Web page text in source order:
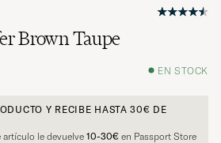
Brown Taupe
EN STOCK
Y RECIBE HASTA30€ DE
artículo le devuelve 10-30€ en Passport Store